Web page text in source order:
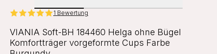
1 Bewertung
VIANIA Soft-BH 184460 Helga ohne Bügel
Komfortträger vorgeformte Cups Farbe